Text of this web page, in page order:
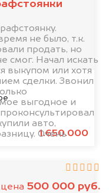
1.650.000
не было, т.к.
продать, но
смог. Начал искать
выкупом или хотя
сделки. Звонил
выгодное и
авто,
Очень
цена 500 000 руб.